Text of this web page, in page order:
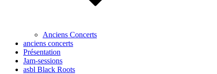
Anciens Concerts
anciens concerts
Présentation
Jam-sessions
asbl Black Roots